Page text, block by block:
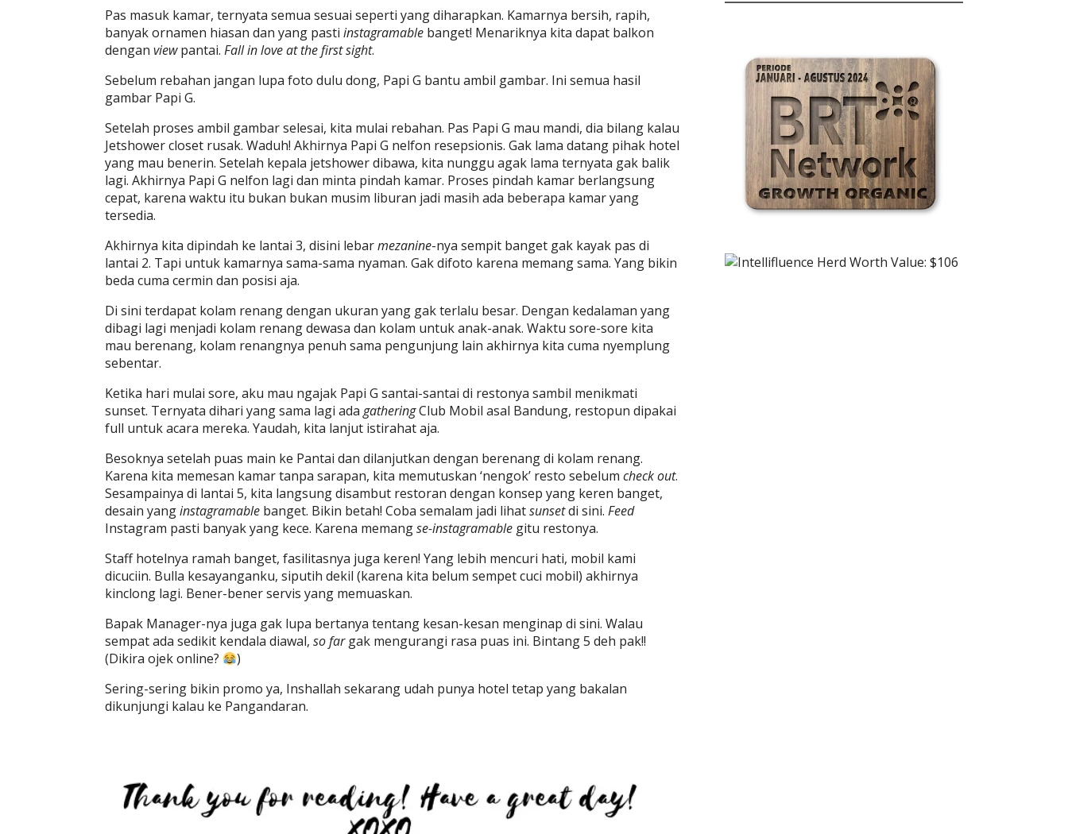
Pas masuk kamar, ternyata semua sesuai seperti yang diharapkan. Kamarnya bersih, rapih,
banyak ornamen hiasan dan yang pasti instagramable banget! Menariknya kita dapat balkon
dengan viewpantai. Fall in love at the first sight.
Sebelum rebahan jangan lupa foto dulu dong, Papi G bantu ambil gambar. Ini semua hasil
gambar Papi G.
Setelah proses ambil gambar selesai, kita mulai rebahan. Pas Papi G mau mandi, dia bilang kalau
Jetshower closet rusak. Waduh! Akhirnya Papi G nelfon resepsionis. Gak lama datang pihak hotel
yang mau benerin. Setelah kepala jetshower dibawa, kita nunggu agak lama ternyata gak balik
lagi. Akhirnya Papi G nelfon lagi dan minta pindah kamar. Proses pindah kamar berlangsung
cepat, karena waktu itu bukan bukan musim liburan jadi masih ada beberapa kamar yang
tersedia.
Akhirnya kita dipindah ke lantai 3, disini lebarmezanine-nya sempit banget gak kayak pas di
lantai 2. Tapi untuk kamarnya sama-sama nyaman. Gak difoto karena memang sama. Yang bikin
beda cuma cermin dan posisi aja.
Di sini terdapat kolam renang dengan ukuran yang gak terlalu besar. Dengan kedalaman yang
dibagi lagi menjadi kolam renang dewasa dan kolam untuk anak-anak. Waktu sore-sore kita
mau berenang, kolam renangnya penuh sama pengunjung lain akhirnya kita cuma nyemplung
sebentar.
Ketika hari mulai sore, aku mau ngajak Papi G santai-santai di restonya sambil menikmati
sunset. Ternyata dihari yang sama lagi ada gatheringClub Mobil asal Bandung, restopun dipakai
full untuk acara mereka. Yaudah, kita lanjut istirahat aja.
Besoknya setelah puas main ke Pantai dan dilanjutkan dengan berenang di kolam renang.
Karena kita memesan kamar tanpa sarapan, kita memutuskan ‘nengok’ resto sebelum check out.
Sesampainya di lantai 5, kita langsung disambut restoran dengan konsep yang keren banget,
desain yanginstagramable banget. Bikin betah! Coba semalam jadi lihatsunsetdi sini. Feed
Instagram pasti banyak yang kece. Karena memangse-instagramable gitu restonya.
Staff hotelnya ramah banget, fasilitasnya juga keren! Yang lebih mencuri hati, mobil kami
dicuciin. Bulla kesayanganku, siputih dekil (karena kita belum sempet cuci mobil) akhirnya
kinclong lagi. Bener-bener servis yang memuaskan.
Bapak Manager-nya juga gak lupa bertanya tentang kesan-kesan menginap di sini. Walau
sempat ada sedikit kendala diawal, so fargak mengurangi rasa puas ini. Bintang 5 deh pak!!
(Dikira ojek online?
)
Sering-sering bikin promo ya, Inshallah sekarang udah punya hotel tetap yang bakalan
dikunjungi kalau ke Pangandaran.